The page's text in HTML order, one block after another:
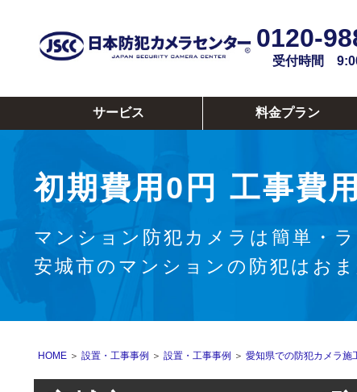
0120-
受付時間
サービス 料金プラン
初期費用0円 工事費
マンション防犯カメラは簡単・ラ
安城市のマンションの防犯はおま
HOME ＞ 設置・工事事例 ＞ 設置・工事事例 ＞ 愛知県での防犯カメラ施